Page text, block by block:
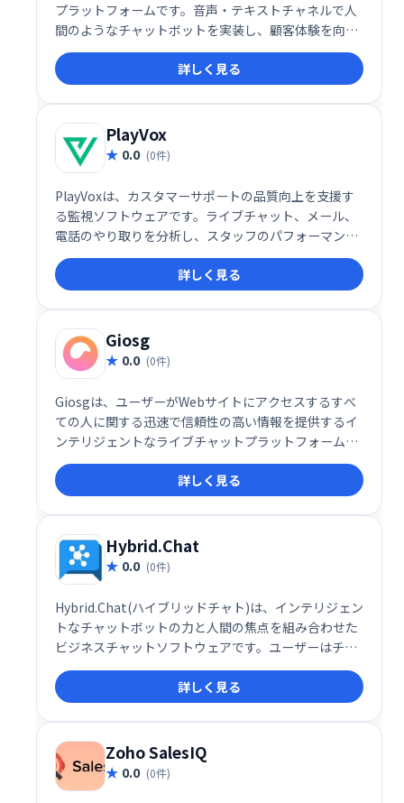
プラットフォームです。音声・テキストチャネルで人
間のようなチャットボットを実装し、顧客体験を向上
させます。強力なNLPエンジン、感情分析、90以上の
言語対応など、高度な機能を備え、コンタクトセンタ
ーの自動化にも貢献します。エンドツーエンドの会話
設計で、スムーズなコミュニケーションを実現しま
す。
詳しく見る
PlayVox
0.0 (0件)
PlayVoxは、カスタマーサポートの品質向上を支援す
る監視ソフトウェアです。ライブチャット、メール、
電話のやり取りを分析し、スタッフのパフォーマンス
や顧客体験を評価。わずか5分でQA監視プログラムを
作成でき、コーチングやモチベーション向上に役立ち
ます。全チャネルの顧客対応を分析することで、より
効果的なサポート体制を構築できます。
詳しく見る
Giosg
0.0 (0件)
Giosgは、ユーザーがWebサイトにアクセスするすべ
ての人に関する迅速で信頼性の高い情報を提供するイ
ンテリジェントなライブチャットプラットフォームで
す。このシステムは、各訪問者をスキャンして、行動
レポートに基づいて、それらが「ホット」または「コ
ールド」の見込み客かどうかを評価するようにも設計
されています。
詳しく見る
Hybrid.Chat
0.0 (0件)
Hybrid.Chat(ハイブリッドチャト)は、インテリジェン
トなチャットボットの力と人間の焦点を組み合わせた
ビジネスチャットソフトウェアです。ユーザーはチャ
ットボットを作成して展開し、顧客、訪問者、潜在的
な顧客と関わり、クエリへのスマートな応答を提供で
きます。
詳しく見る
Zoho SalesIQ
0.0 (0件)